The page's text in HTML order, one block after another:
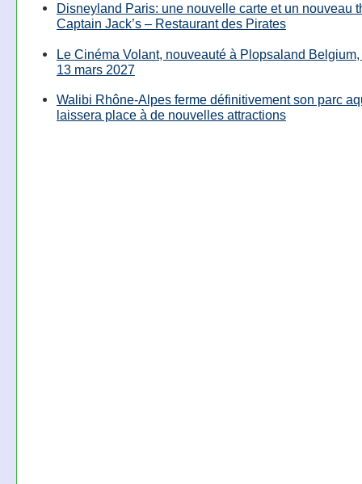
Disneyland Paris: une nouvelle carte et un nouveau
Captain Jack’s – Restaurant des Pirates
Le Cinéma Volant, nouveauté à Plopsaland
13 mars 2027
Walibi Rhône-Alpes ferme définitivement son parc
laissera place à de nouvelles attractions